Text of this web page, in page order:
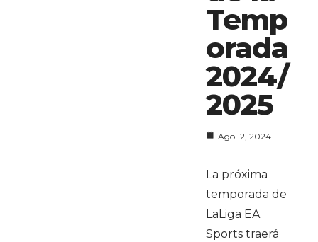
Temp
orada
2024/
2025
Ago 12, 2024
La próxima
temporada de
LaLiga EA
Sports traerá